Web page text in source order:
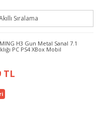
H3 Gun Metal Sanal 7.1
PC PS4 XBox Mobil
TL